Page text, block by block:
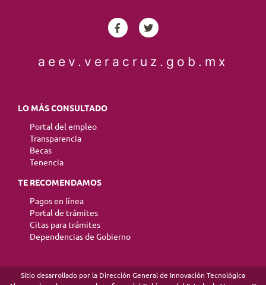
aeev.veracruz.gob.mx
LO MÁS CONSULTADO
Portal del empleo
Transparencia
Becas
Tenencia
TE RECOMENDAMOS
Pagos en línea
Portal de trámites
Citas para trámites
Dependencias de Gobierno
Sitio desarrollado por la Dirección General de Innovación Tecnológica